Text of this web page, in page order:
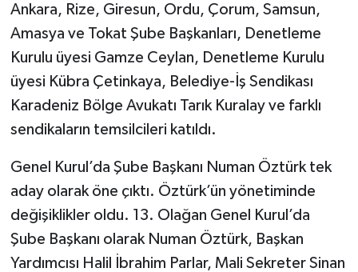
Ankara, Rize, Giresun, Ordu, Çorum, Samsun,
Amasya ve Tokat Şube Başkanları, Denetleme
Kurulu üyesi Gamze Ceylan, Denetleme Kurulu
üyesi Kübra Çetinkaya, Belediye-İş Sendikası
Karadeniz Bölge Avukatı Tarık Kuralay ve farklı
sendikaların temsilcileri katıldı.
Genel Kurul’da Şube Başkanı Numan Öztürk tek
aday olarak öne çıktı. Öztürk’ün yönetiminde
değişiklikler oldu. 13. Olağan Genel Kurul’da
Şube Başkanı olarak Numan Öztürk, Başkan
Yardımcısı Halil İbrahim Parlar, Mali Sekreter Sinan